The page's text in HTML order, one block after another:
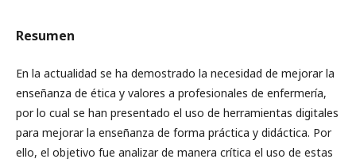
Resumen
En la actualidad se ha demostrado la necesidad de mejorar la
enseñanza de ética y valores a profesionales de enfermería,
por lo cual se han presentado el uso de herramientas digitales
para mejorar la enseñanza de forma práctica y didáctica. Por
ello, el objetivo fue analizar de manera crítica el uso de estas